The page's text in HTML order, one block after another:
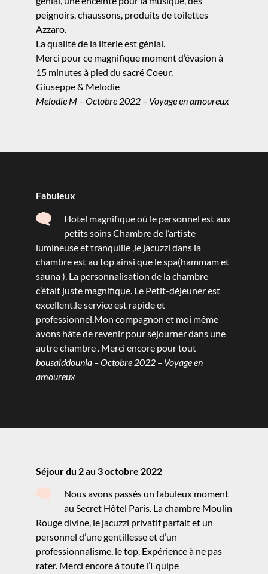
peignoirs, chaussons, produits de toilettes
Azzaro.
La qualité de la literie est génial.
Merci pour ce magnifique moment d’évasion à
15 minutes à pied du sacré Coeur.
Giuseppe & Melodie
Melodie M – Octobre 2022 – Voyage en amoureux
Fabuleux
Hotel magnifique où le personnel est aux
petits soins Chambre de l’artiste
lumineuse et tranquille ,le jacuzzi dans la
chambre est au top ainsi que le spa(hammam et
sauna ). La personnalisation de la chambre
c’était juste magnifique. Le Petit-déjeuner est
excellent,le service est rapide et
professionnel.Mon compagnon et moi même
avons hâte de revenir pour séjourner dans une
autre chambre . Merci encore pour tout
bousaiddounia – Octobre 2022 – Voyage en
amoureux
Séjour du 2 au 3 octobre 2022
Nous avons passés un fabuleux moment
au Secret Hôtel Paris. La chambre Moulin
Rouge divine, le jacuzzi privatif parfait et un
personnel d’une gentillesse et d’un
professionnalisme, le top. Expérience à ne pas
rater. Merci encore à toute l’Equipe